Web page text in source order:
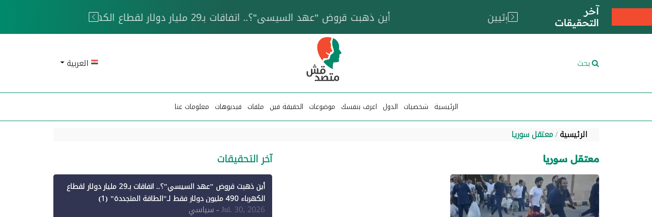
آخر
التحقيقات
خزان عائم.. "متصدقش" تتبع شبكة ناقلات وقود تخدم الحوثيين
بحث العربية
الرئيسية شخصيات الدول اعرف بنفسك موضوعات الحقيقة فين ملفات فيديوهات معلومات عنا
الرئيسية معتقل سوريا
معتقل سوريا آخر التحقيقات
أين ذهبت قروض "عهد السيسي"؟.. اتفاقات بـ29 مليار دولار لقطاع
الكهرباء 490 مليون دولار فقط لـ"الطاقة المتجددة" (1)
Jul. 30, 2026- سياسي